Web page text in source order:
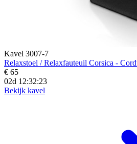
Kavel 3007-7
Relaxstoel / Relaxfauteuil Corsica -
€ 65
02d 12:32:21
Bekijk kavel